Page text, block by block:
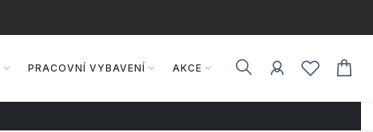
PRACOVNÍ VYBAVENÍ AKCE